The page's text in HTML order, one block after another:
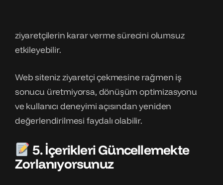
ziyaretçilerin karar verme sürecini olumsuz
etkileyebilir.
Web siteniz ziyaretçi çekmesine rağmen iş
sonucu üretmiyorsa, dönüşüm optimizasyonu
ve kullanıcı deneyimi açısından yeniden
değerlendirilmesi faydalı olabilir.
5. İçerikleri Güncellemekte
Zorlanıyorsunuz